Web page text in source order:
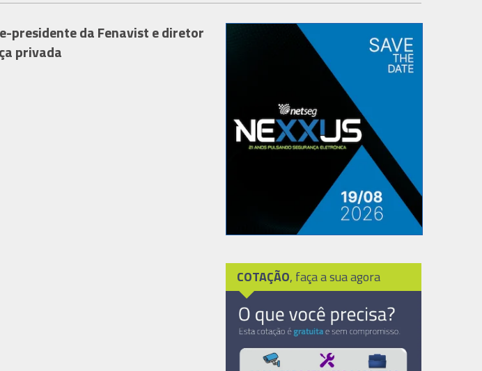
presidente da Fenavist e diretor
privada
COTAÇÃO, faça a sua agora